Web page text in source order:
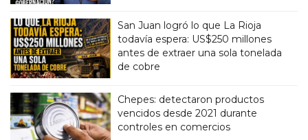
San Juan logró lo que La Rioja
todavía espera: US$250 millones
antes de extraer una sola tonelada
de cobre
Chepes: detectaron productos
vencidos desde 2021 durante
controles en comercios